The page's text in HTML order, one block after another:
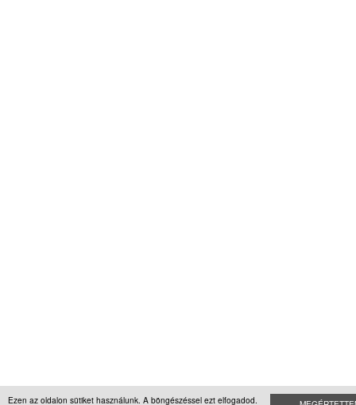
Ezen az oldalon sütiket használunk. A böngészéssel ezt elfogadod.